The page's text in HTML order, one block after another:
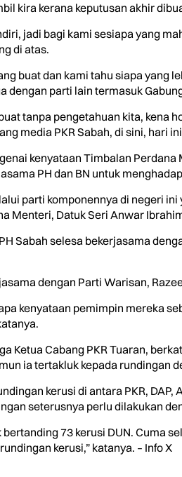
kira kerana keputusan akhir
jadi bagi kami sesiapa yang
di atas.
buat dan kami tahu siapa yang
dengan parti lain termasuk
tanpa pengetahuan kita, kena
media PKR Sabah, di sini, hari
kenyataan Timbalan
PH dan BN untuk
parti komponennya di negeri
Menteri, Datuk Seri Anwar
Sabah selesa bekerjasama
dengan Parti Warisan,
kenyataan pemimpin mereka
Ketua Cabang PKR Tuaran,
ia tertakluk kepada rundingan
kerusi di antara PKR,
seterusnya perlu dilakukan
73 kerusi DUN. Cuma
kerusi,” katanya. – Info X